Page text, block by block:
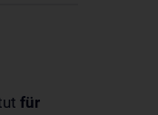
für